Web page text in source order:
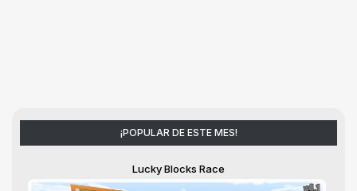
¡POPULAR DE ESTE MES!
Lucky Blocks Race